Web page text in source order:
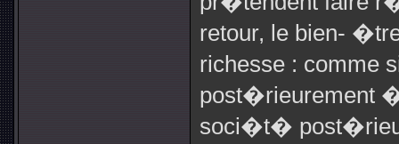
retour, le bien-
richesse : comme
post�rieurement
soci�t�